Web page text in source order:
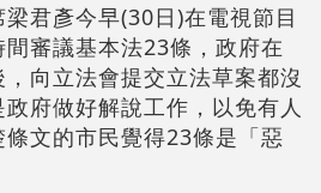
君彥今早(30日)在電視節目
審議基本法23條，政府在
向立法會提交立法草案都沒
府做好解說工作，以免有人
文的市民覺得23條是「惡